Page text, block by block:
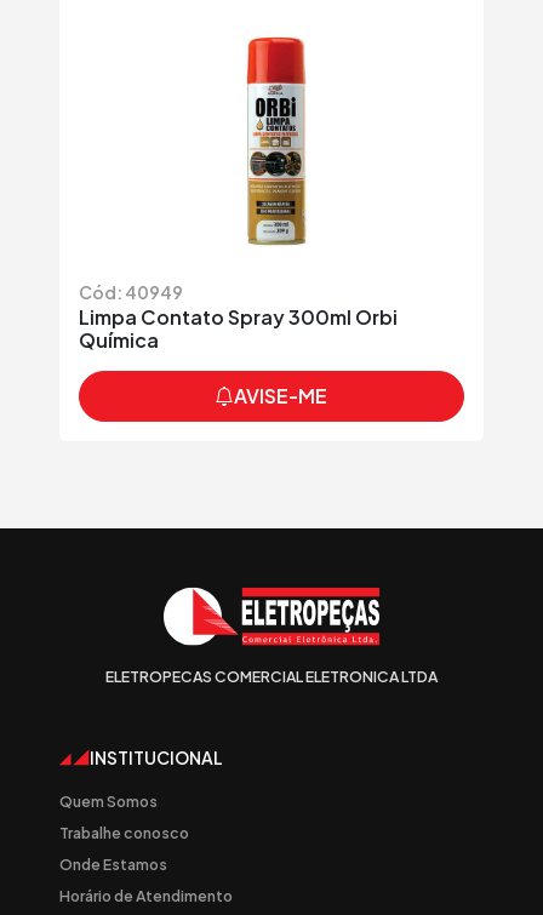
Cód: 40949
Limpa Contato Spray 300ml Orbi
Química
AVISE-ME
ELETROPECAS COMERCIAL ELETRONICA LTDA
INSTITUCIONAL
Quem Somos
Trabalhe conosco
Onde Estamos
Horário de Atendimento